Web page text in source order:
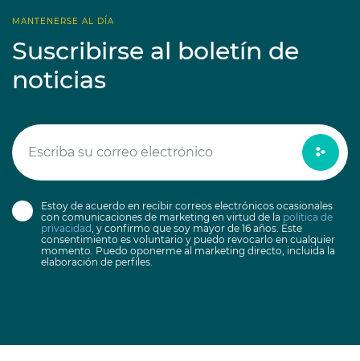
MANTENERSE AL DÍA
Suscribirse al boletín de
noticias
Estoy de acuerdo en recibir correos electrónicos ocasionales
con comunicaciones de marketing en virtud de la política de
privacidad , y confirmo que soy mayor de 16 años. Este
consentimiento es voluntario y puedo revocarlo en cualquier
momento. Puedo oponerme al marketing directo, incluida la
elaboración de perfiles.